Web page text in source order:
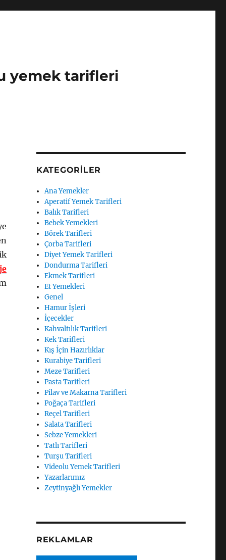
yemek tarifleri
KATEGORILER
Ana Yemekler
Aperatif Yemek Tarifleri
Balık Tarifleri
Bebek Yemekleri
Börek Tarifleri
Çorba Tarifleri
Diyet Yemek Tarifleri
Dondurma Tarifleri
Ekmek Tarifleri
Et Yemekleri
Genel
Hamur İşleri
İçecekler
Kahvaltılık Tarifleri
Kek Tarifleri
Kış İçin Hazırlıklar
Kurabiye Tarifleri
Meze Tarifleri
Pasta Tarifleri
Pilav ve Makarna Tarifleri
Poğaça Tarifleri
Reçel Tarifleri
Salata Tarifleri
Sebze Yemekleri
Tatlı Tarifleri
Turşu Tarifleri
Videolu Yemek Tarifleri
Yazarlarımız
Zeytinyağlı Yemekler
REKLAMLAR